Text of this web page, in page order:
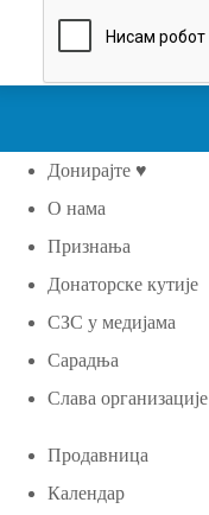
Донирајте ♥
О нама
Признања
Донаторске кутије
СЗС у медијама
Сарадња
Слава организације
Продавница
Календар